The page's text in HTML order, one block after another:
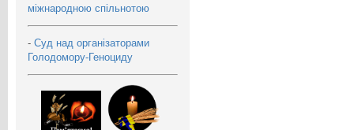
міжнародною спільнотою
- Суд над організаторами
Голодомору-Геноциду